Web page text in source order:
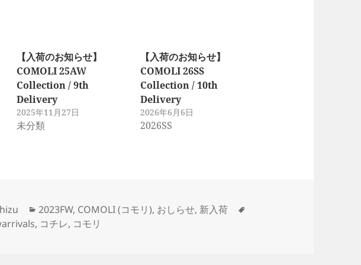
【入荷のお知らせ】
COMOLI 25AW
Collection / 9th
Delivery
2025年11月27日
未分類
【入荷のお知らせ】
COMOLI 26SS
Collection / 10th
Delivery
2026年6月6日
2026SS
カ
テ
2023FW, COMOLI (コモリ), おしらせ,新入荷
, コチレ, コモリ